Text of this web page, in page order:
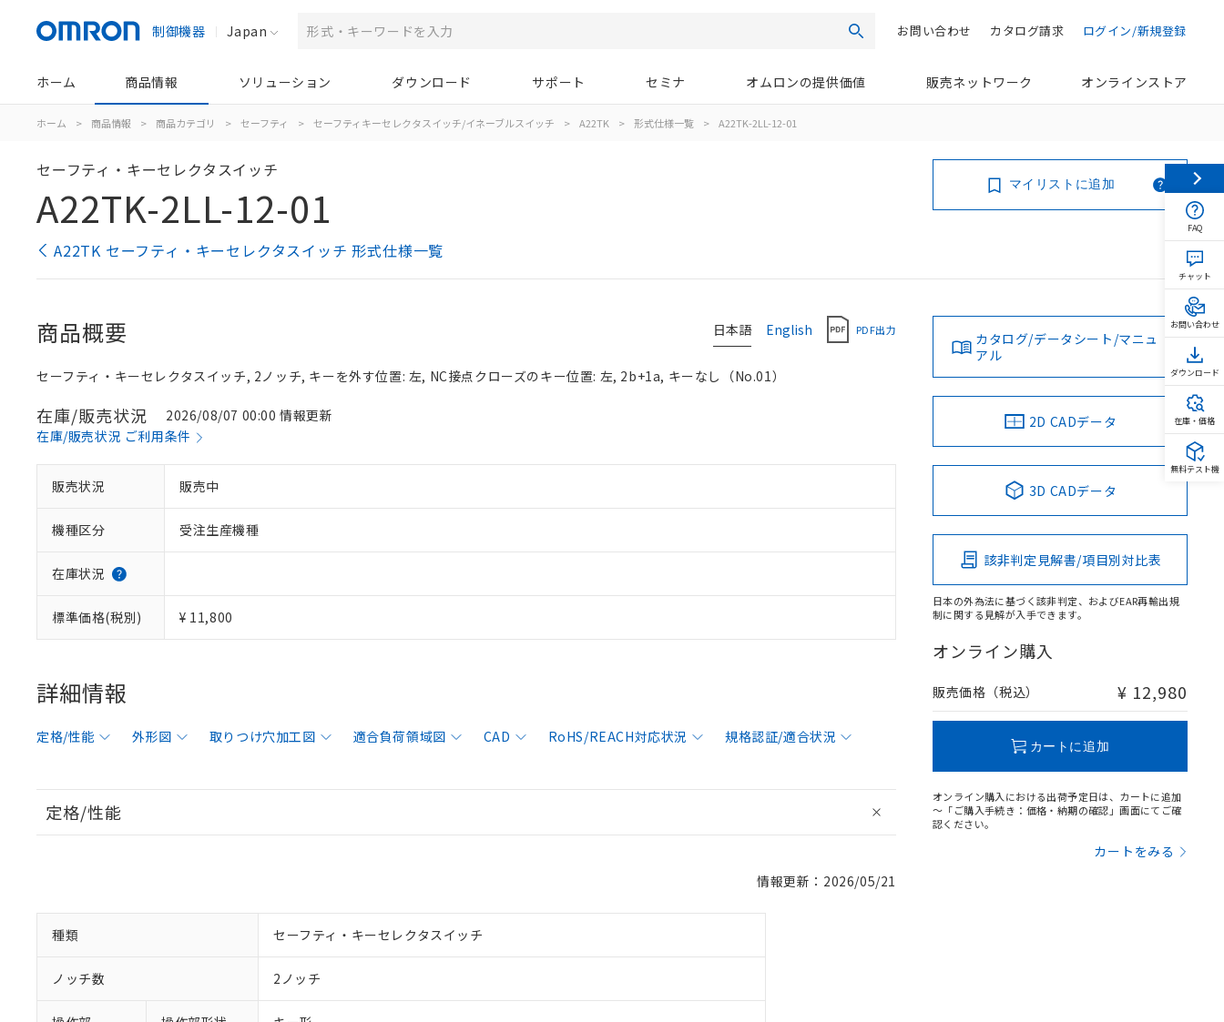
制御機器 Japan 検索 ログイン/新規登録
カタログ請求
お問い合わせ
ホーム 商品情報 ソリューション ダウンロード サポート セミナ オムロンの提供価値 販売ネットワーク オンラインストア
ホーム > 商品情報 > 商品カテゴリ > セーフティ > セーフティキーセレクタスイッチ/イネーブルスイッチ > A22TK > 形式仕様一覧 > A22TK-2LL-12-01
セーフティ・キーセレクタスイッチ
A22TK-2LL-12-01
A22TK セーフティ・キーセレクタスイッチ 形式仕様一覧
マイリストに追加
日本語 English PDF出力
商品概要
セーフティ・キーセレクタスイッチ, 2ノッチ, キーを外す位置: 左, NC接点クローズのキー位置: 左, 2b+1a, キーなし（No.01）
在庫/販売状況
2026/08/07 00:00 情報更新
在庫/販売状況 ご利用条件
販売状況 販売中
機種区分 受注生産機種
在庫状況
標準価格(税別) ¥ 11,800
詳細情報
定格/性能 外形図 取りつけ穴加工図 適合負荷領域図 CAD RoHS/REACH対応状況 規格認証/適合状況
定格/性能
情報更新：2026/05/21
種類 セーフティ・キーセレクタスイッチ
ノッチ数 2ノッチ
カタログ/データシート/マニュ
アル
2D CADデータ
3D CADデータ
該非判定見解書/項目別対比表
日本の外為法に基づく該非判定、およびEAR再輸出規
制に関する見解が入手できます。
オンライン購入
販売価格（税込） ¥ 12,980
カートに追加
オンライン購入における出荷予定日は、カートに追加
～「ご購入手続き：価格・納期の確認」画面にてご確
認ください。
カートをみる
FAQ
チャット
お問い合わせ
ダウンロード
在庫・価格
無料テスト機